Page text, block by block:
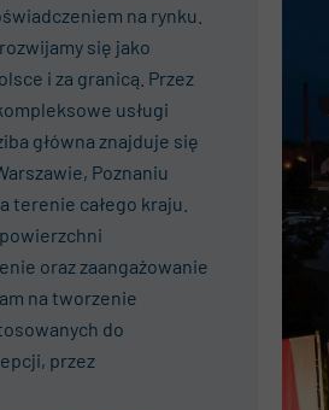
na rynku.
się jako
i za granicą. Przez
usługi
główna znajduje się
Poznaniu
terenie całego kraju.
oraz zaangażowanie
na tworzenie
do
przez